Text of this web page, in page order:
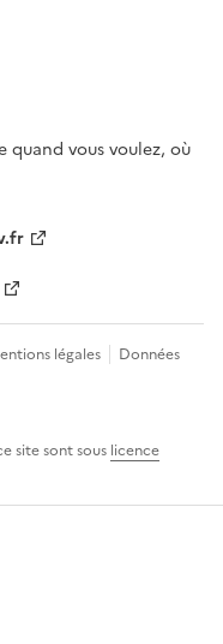
quand vous voulez, où
légales
Données
site sont sous licence